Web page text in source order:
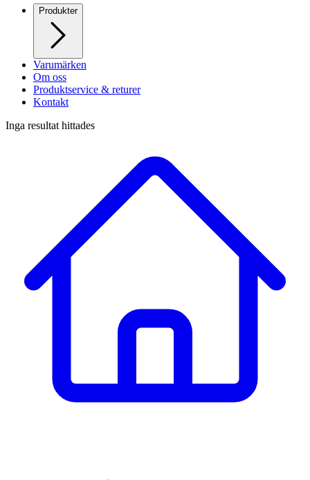
Produkter
Varumärken
Om oss
Produktservice & returer
Kontakt
Inga resultat hittades